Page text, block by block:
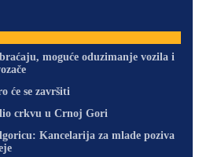
moguće oduzimanje vozila i
će se završiti
crkvu u Crnoj Gori
Kancelarija za mlade poziva